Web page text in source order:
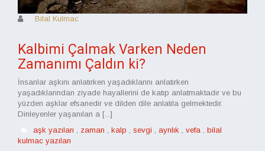
Bilal Kulmac
Kalbimi Çalmak Varken Neden
Zamanımı Çaldın ki?
İnsanlar aşkını anlatırken yaşadıklarını anlatırken
yaşadıklarından ziyade hayallerini de katıp anlatmaktadır ve bu
yüzden aşklar efsanedir ve dilden dile anlatıla gelmektedir.
Dinleyenler yaşanılan a [...]
aşk yazıları , zaman , kalp , sevgi , ayrılık, vefa, bilal
kulmac yazıları